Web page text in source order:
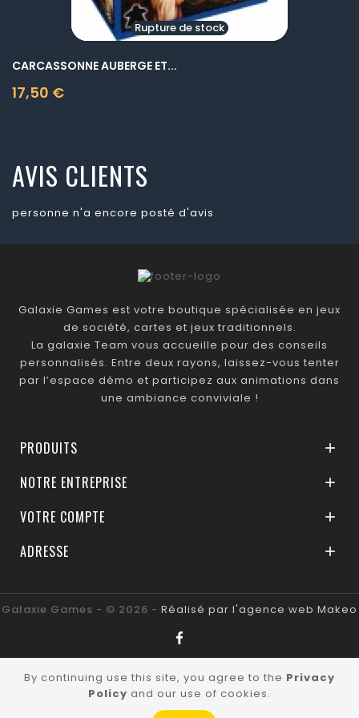
Rupture de stock
CARCASSONNE AUBERGE ET...
17,50 €
Prix
AVIS CLIENTS
personne n'a encore posté d'avis
Galaxie Games est votre boutique spécialisée en jeux
de société, cartes et jeux traditionnels.
La galaxie Team vous accueille pour des conseils
personnalisés. Entre deux rayons, laissez-vous tenter
par l’espace démo et participez aux animations dans
une ambiance conviviale !
PRODUITS 
NOTRE ENTREPRISE 
VOTRE COMPTE 
ADRESSE 
Galaxie Games - © 2026 - Réalisé par l'agence web Makeo
By continuing use this site, you agree to the Privacy
Policy and our use of cookies.